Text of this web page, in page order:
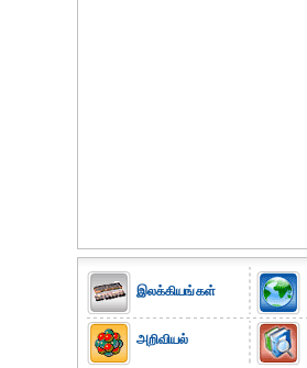
இலக்கியங்கள்
அறிவியல்